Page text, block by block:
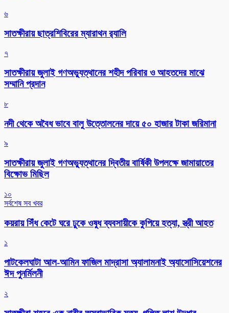
৬
সাতক্ষীরায় ছাত্রশিবিরের ম্যারাথন র‌্যালি
৭
সাতক্ষীরায় জুলাই গণঅভ্যুত্থানের শহীদ পরিবার ও আহতদের মাঝে
সম্মানি প্রদান
৮
নদী থেকে অবৈধ ভাবে বালু উত্তোলনের দায়ে ৫০ হাজার টাকা জরিমানা
৯
সাতক্ষীরায় জুলাই গণঅভ্যুত্থানের দ্বিতীয় বার্ষিকী উপলক্ষে জামায়াতের
বিক্ষোভ মিছিল
১০
সর্বশেষ সব খবর
কয়রায় সিঁধ কেটে ঘরে ঢুকে ওষুধ ব্যবসায়ীকে কুপিয়ে হত্যা, স্ত্রী আহত
১
পাটকেলঘাটা আল-আমিন ফাজিল মাদ্রাসা অ্যালামনাই অ্যাসোসিয়েশনের
ঈদ পুনর্মিলনী
২